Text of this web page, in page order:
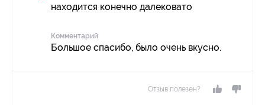
находится конечно далековато
Комментарий
Большое спасибо, было очень вкусно.
Отзыв полезен?